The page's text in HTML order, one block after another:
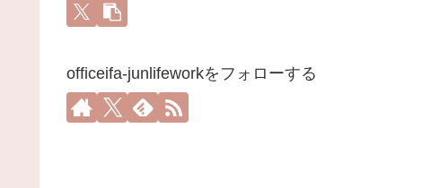
officeifa-junlifeworkをフォローする